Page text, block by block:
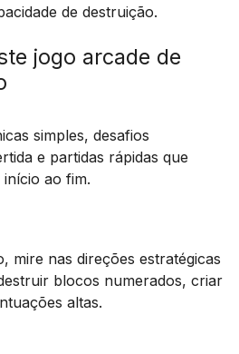
de destruição.
jogo arcade de
simples, desafios
e partidas rápidas que
ao fim.
mire nas direções estratégicas
blocos numerados, criar
altas.